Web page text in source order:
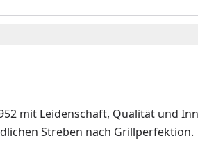
mit Leidenschaft, Qualität und
Streben nach Grillperfektion.